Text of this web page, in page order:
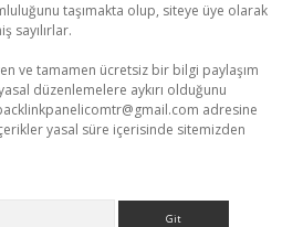
taşımakta olup, siteye üye olarak
sayılırlar.
ve tamamen ücretsiz bir bilgi paylaşım
düzenlemelere aykırı olduğunu
adresine
yasal süre içerisinde sitemizden